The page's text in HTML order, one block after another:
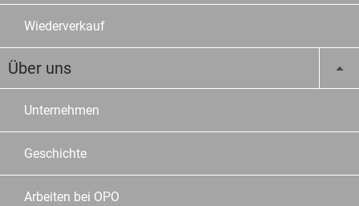
Wiederverkauf
Über uns
Unternehmen
Geschichte
Arbeiten bei OPO